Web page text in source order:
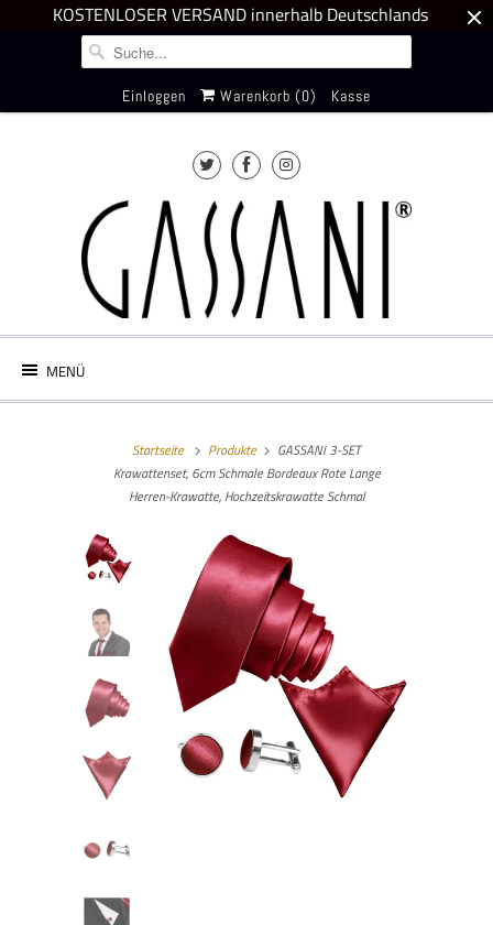
KOSTENLOSER VERSAND innerhalb Deutschlands
Einloggen Warenkorb (0) Kasse
MENÜ
Startseite Produkte
GASSANI 3-SET
Krawattenset, 6cm Schmale Bordeaux Rote Lange
Herren-Krawatte, Hochzeitskrawatte Schmal